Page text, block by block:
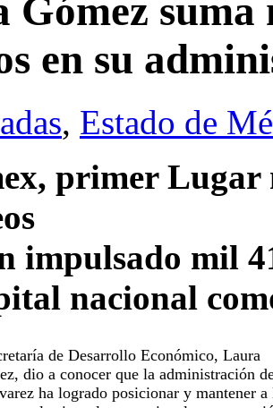
Gómez suma
en su
, Estado de
primer Lugar
impulsado mil
nacional
de Desarrollo Económico, Laura
dio a conocer que la administración
ha logrado posicionar y mantener a